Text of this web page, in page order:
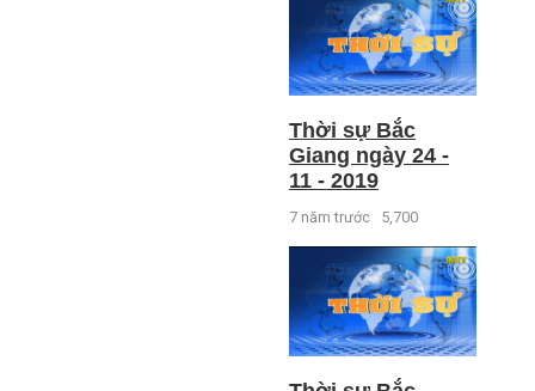
Thời sự Bắc
Giang ngày 24 -
11 - 2019
7 năm trước 5,700